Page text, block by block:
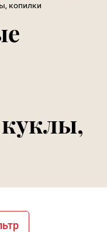
копилки